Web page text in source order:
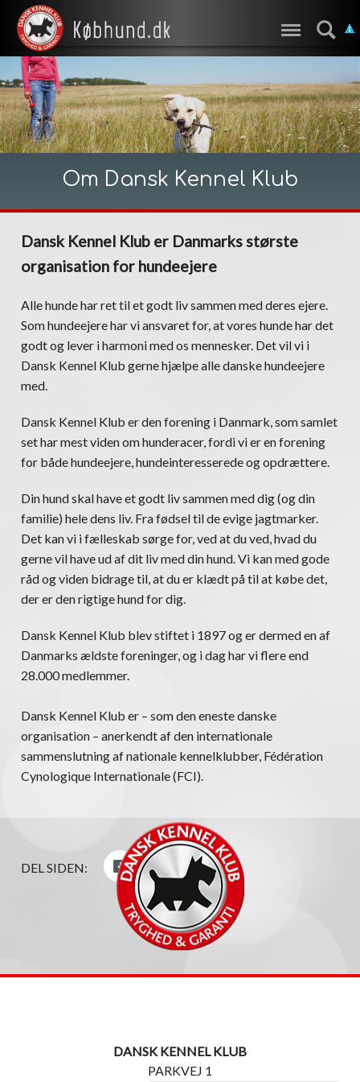
Om Dansk Kennel Klub
Dansk Kennel Klub er Danmarks største
organisation for hundeejere
Alle hunde har ret til et godt liv sammen med deres ejere.
Som hundeejere har vi ansvaret for, at vores hunde har det
godt og lever i harmoni med os mennesker. Det vil vi i
Dansk Kennel Klub gerne hjælpe alle danske hundeejere
med.
Dansk Kennel Klub er den forening i Danmark, som samlet
set har mest viden om hunderacer, fordi vi er en forening
for både hundeejere, hundeinteresserede og opdrættere.
Din hund skal have et godt liv sammen med dig (og din
familie) hele dens liv. Fra fødsel til de evige jagtmarker.
Det kan vi i fælleskab sørge for, ved at du ved, hvad du
gerne vil have ud af dit liv med din hund. Vi kan med gode
råd og viden bidrage til, at du er klædt på til at købe det,
der er den rigtige hund for dig.
Dansk Kennel Klub blev stiftet i 1897 og er dermed en af
Danmarks ældste foreninger, og i dag har vi flere end
28.000 medlemmer.
Dansk Kennel Klub er – som den eneste danske
organisation – anerkendt af den internationale
sammenslutning af nationale kennelklubber, Fédération
Cynologique Internationale (FCI).
DEL SIDEN:
DANSK KENNEL KLUB
PARKVEJ 1